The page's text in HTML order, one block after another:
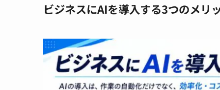
ビジネスにAIを導入する3つのメリ